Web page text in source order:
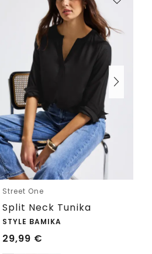
Street One
Split Neck Tunika
STYLE BAMIKA
29,99 €